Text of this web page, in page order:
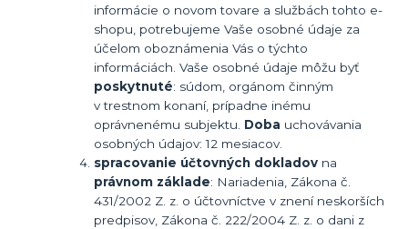
informácie o novom tovare a službách tohto e-
shopu, potrebujeme Vaše osobné údaje za
účelom oboznámenia Vás o týchto
informáciách. Vaše osobné údaje môžu byť
poskytnuté: súdom, orgánom činným
v trestnom konaní, prípadne inému
oprávnenému subjektu. Doba uchovávania
osobných údajov: 12 mesiacov.
spracovanie účtovných dokladovna
právnom základe: Nariadenia, Zákona č.
431/2002 Z. z. o účtovníctve v znení neskorších
predpisov, Zákona č. 222/2004 Z. z. o dani z